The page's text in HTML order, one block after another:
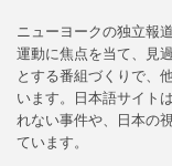
ニューヨークの独立報
運動に焦点を当て、見
とする番組づくりで、
います。日本語サイト
れない事件や、日本の
ています。